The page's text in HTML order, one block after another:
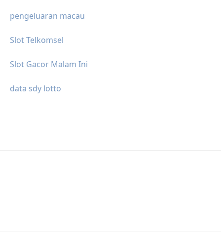
pengeluaran macau
Slot Telkomsel
Slot Gacor Malam Ini
data sdy lotto